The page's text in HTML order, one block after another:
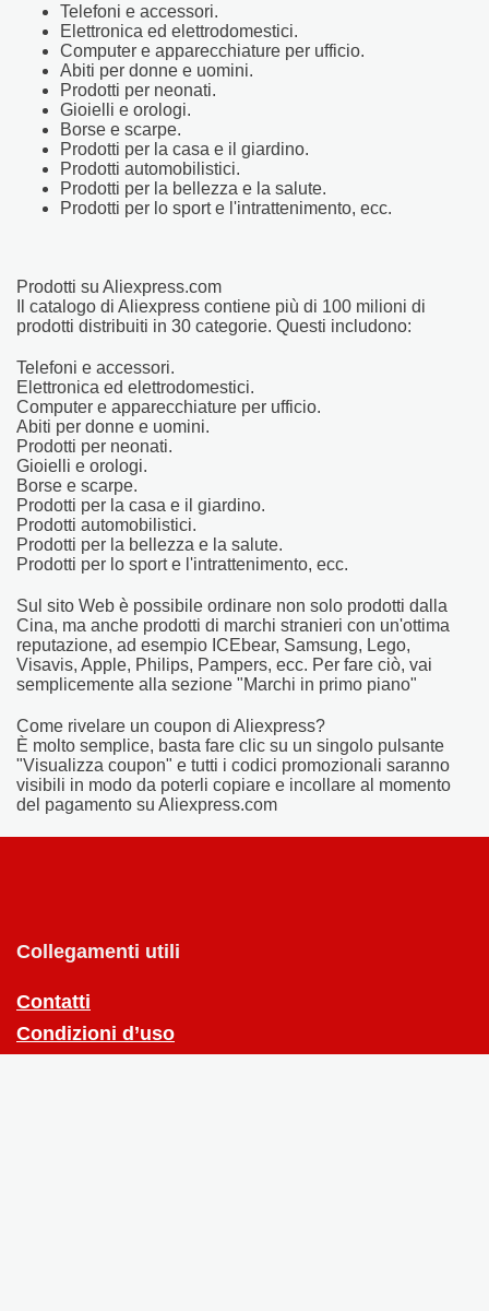
Telefoni e accessori.
Elettronica ed elettrodomestici.
Computer e apparecchiature per ufficio.
Abiti per donne e uomini.
Prodotti per neonati.
Gioielli e orologi.
Borse e scarpe.
Prodotti per la casa e il giardino.
Prodotti automobilistici.
Prodotti per la bellezza e la salute.
Prodotti per lo sport e l'intrattenimento, ecc.
Prodotti su Aliexpress.com
Il catalogo di Aliexpress contiene più di 100 milioni di
prodotti distribuiti in 30 categorie. Questi includono:
Telefoni e accessori.
Elettronica ed elettrodomestici.
Computer e apparecchiature per ufficio.
Abiti per donne e uomini.
Prodotti per neonati.
Gioielli e orologi.
Borse e scarpe.
Prodotti per la casa e il giardino.
Prodotti automobilistici.
Prodotti per la bellezza e la salute.
Prodotti per lo sport e l'intrattenimento, ecc.
Sul sito Web è possibile ordinare non solo prodotti dalla
Cina, ma anche prodotti di marchi stranieri con un'ottima
reputazione, ad esempio ICEbear, Samsung, Lego,
Visavis, Apple, Philips, Pampers, ecc. Per fare ciò, vai
semplicemente alla sezione "Marchi in primo piano"
Come rivelare un coupon di Aliexpress?
È molto semplice, basta fare clic su un singolo pulsante
"Visualizza coupon" e tutti i codici promozionali saranno
visibili in modo da poterli copiare e incollare al momento
del pagamento su Aliexpress.com
Collegamenti utili
Contatti
Condizioni d’uso